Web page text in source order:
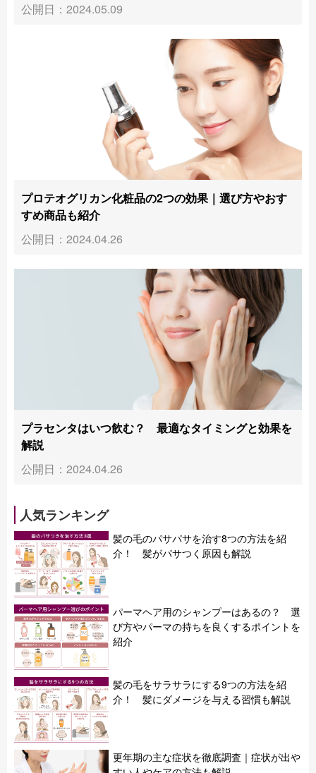
公開日：2024.05.09
プロテオグリカン化粧品の2つの効果｜選び方やおす
すめ商品も紹介
公開日：2024.04.26
プラセンタはいつ飲む？ 最適なタイミングと効果を
解説
公開日：2024.04.26
人気ランキング
髪の毛のパサパサを治す8つの方法を紹
介！ 髪がパサつく原因も解説
パーマヘア用のシャンプーはあるの？ 選
び方やパーマの持ちを良くするポイントを
紹介
髪の毛をサラサラにする9つの方法を紹
介！ 髪にダメージを与える習慣も解説
更年期の主な症状を徹底調査｜症状が出や